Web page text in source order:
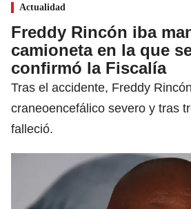
Actualidad
Freddy Rincón iba
camioneta en la que
confirmó la Fiscalía
Tras el accidente, Freddy
craneoencefálico severo y tras
falleció.